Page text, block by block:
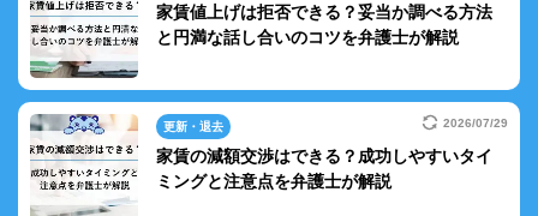
家賃値上げは拒否できる？妥当か調べる方法
と円満な話し合いのコツを弁護士が解説
更新・退去 2026/07/29
家賃の減額交渉はできる？成功しやすいタイ
ミングと注意点を弁護士が解説